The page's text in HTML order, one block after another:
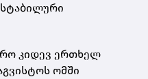
კიდევ ერთხელ
ომში